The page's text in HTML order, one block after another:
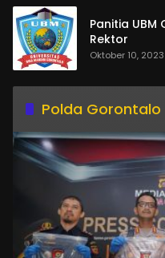
Panitia
Rektor
Oktober 10, 2023
Polda Gorontalo